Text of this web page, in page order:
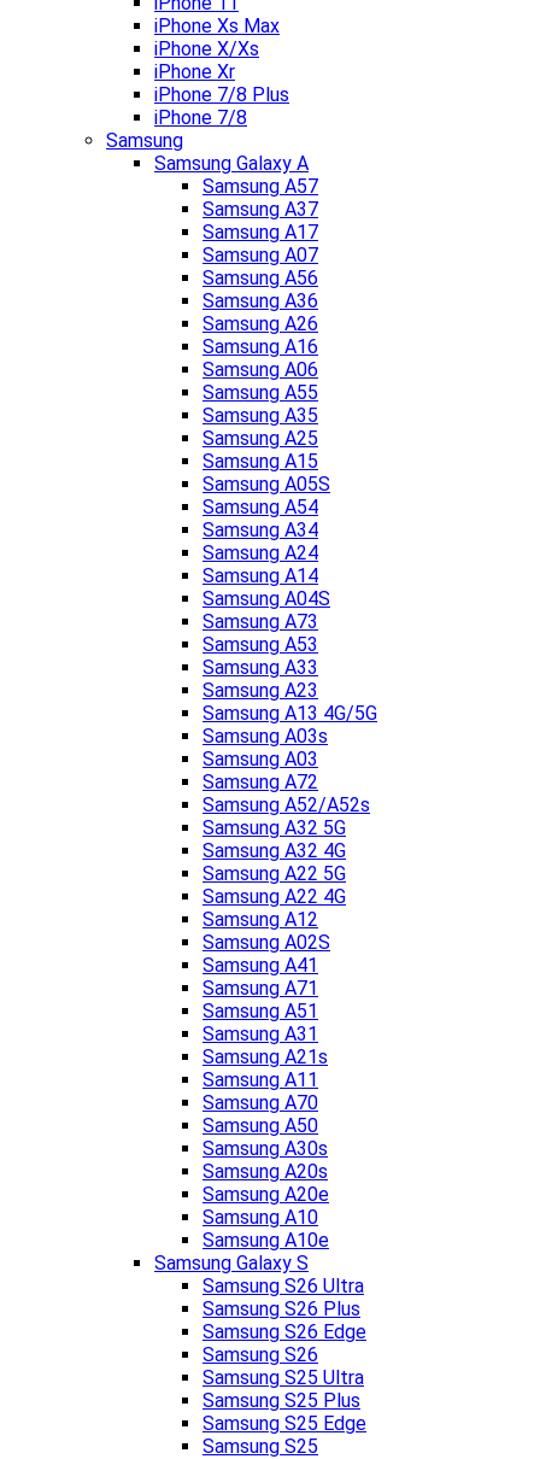
iPhone Xs Max
iPhone X/Xs
iPhone Xr
iPhone 7/8 Plus
iPhone 7/8
Samsung
Samsung Galaxy A
Samsung A57
Samsung A37
Samsung A17
Samsung A07
Samsung A56
Samsung A36
Samsung A26
Samsung A16
Samsung A06
Samsung A55
Samsung A35
Samsung A25
Samsung A15
Samsung A05S
Samsung A54
Samsung A34
Samsung A24
Samsung A14
Samsung A04S
Samsung A73
Samsung A53
Samsung A33
Samsung A23
Samsung A13 4G/5G
Samsung A03s
Samsung A03
Samsung A72
Samsung A52/A52s
Samsung A32 5G
Samsung A32 4G
Samsung A22 5G
Samsung A22 4G
Samsung A12
Samsung A02S
Samsung A41
Samsung A71
Samsung A51
Samsung A31
Samsung A21s
Samsung A11
Samsung A70
Samsung A50
Samsung A30s
Samsung A20s
Samsung A20e
Samsung A10
Samsung A10e
Samsung Galaxy S
Samsung S26 Ultra
Samsung S26 Plus
Samsung S26 Edge
Samsung S26
Samsung S25 Ultra
Samsung S25 Plus
Samsung S25 Edge
Samsung S25